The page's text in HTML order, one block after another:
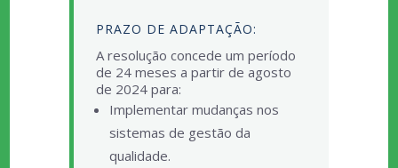
PRAZO DE ADAPTAÇÃO:
A resolução concede um período
de 24 meses a partir de agosto
de 2024 para:
Implementar mudanças nos
sistemas de gestão da
qualidade.